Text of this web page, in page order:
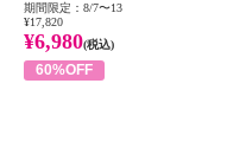
期間限定：8/7〜13
¥17,820
¥6,980(税込)
60%OFF